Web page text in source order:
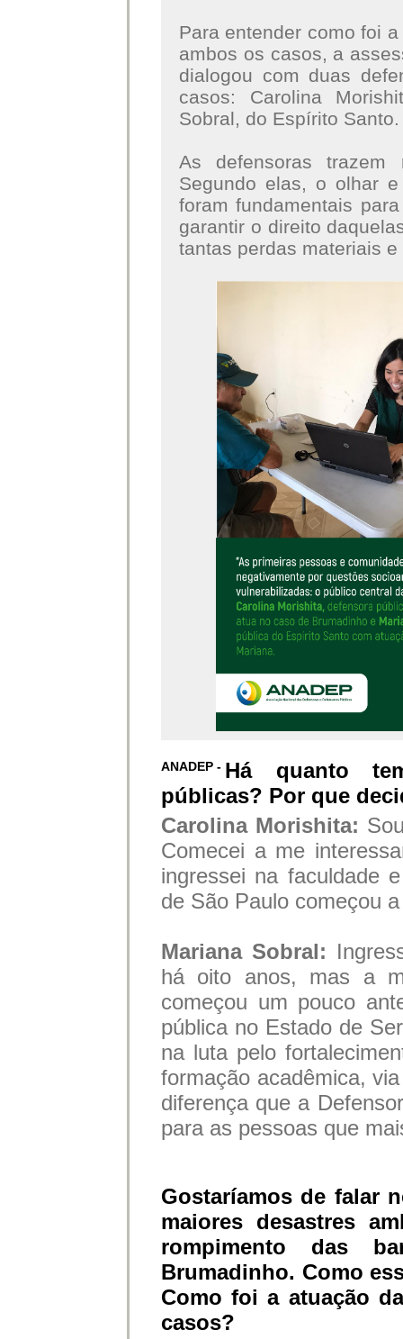
Para entender como foi
ambos os casos, a
dialogou com duas
casos: Carolina
Sobral, do Espírito Santo.
As defensoras trazem
Segundo elas, o olhar
foram fundamentais
garantir o direito
tantas perdas materiais
ANADEP - Há quanto
públicas? Por que
Carolina Morishita:
Comecei a me
ingressei na faculdade
de São Paulo começou
Mariana Sobral:
há oito anos, mas a
começou um pouco
pública no Estado de
na luta pelo
formação acadêmica,
diferença que a
para as pessoas que
Gostaríamos de falar
maiores desastres
rompimento das
Brumadinho. Como
Como foi a atuação
casos?